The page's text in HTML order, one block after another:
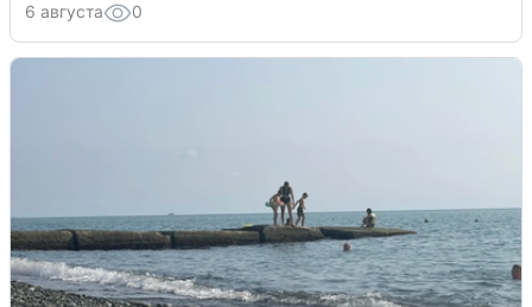
6 августа 0